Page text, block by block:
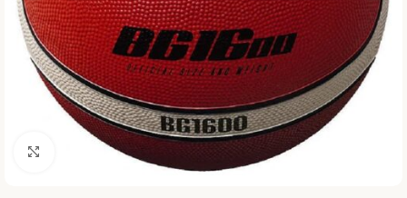
Haga clic para ampliar